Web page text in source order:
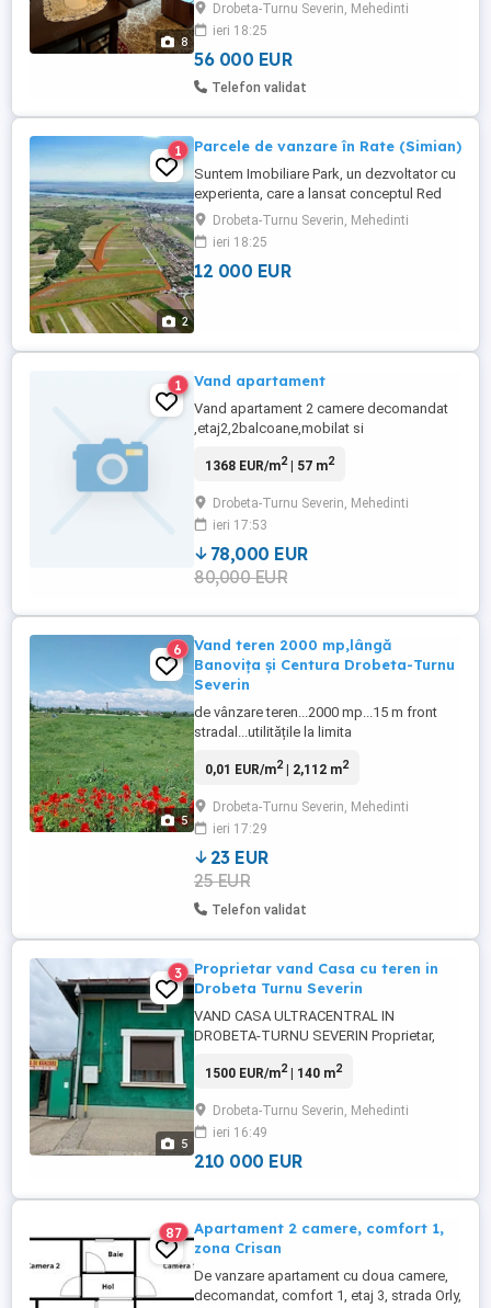
8
Mobila de bucatarie inclusa Restul
pieselor de mobilier nu sunt incluse
Drobeta-Turnu Severin, Mehedinti
ieri 18:25
56 000 EUR
Telefon validat
2
1 Parcele de vanzare în Rate (Simian)
Suntem Imobiliare Park, un dezvoltator cu
experienta, care a lansat conceptul Red
House Residence. Astfel, prin Red House
Residence, iti punem la dispozitie parcele
de 400 mp, cu posibilitate de achitare
pana la 36 de rate, fara dobanda. Avansul
Drobeta-Turnu Severin, Mehedinti
ieri 18:25
12 000 EUR
1 Vand apartament
Vand apartament 2 camere decomandat
,etaj2,2balcoane,mobilat si
1368 EUR/m2| 57 m2
Drobeta-Turnu Severin, Mehedinti
ieri 17:53
78,000 EUR
80,000 EUR
5
6
Vand teren 2000 mp,lângă
Banovița și Centura Drobeta-Turnu
Severin
de vânzare teren...2000 mp...15 m front
stradal...utilitățile la limita
gaz,apa...zona de locuințe și societăți
bulevardul Nicolae Iorga și Centura de
lângă Banovița. Terenul are o suprafață
plană...situat la strada ...
0,01 EUR/m2| 2,112 m2
Drobeta-Turnu Severin, Mehedinti
ieri 17:29
23 EUR
25 EUR
Telefon validat
5
3
Proprietar vand Casa cu teren in
Drobeta Turnu Severin
VAND CASA ULTRACENTRAL IN
DROBETA-TURNU SEVERIN Proprietar,
Severin, pe Strada Unirii nr. 11. Casa este
140 mp, din caramida cu pereti grosi de
60 cm, complet renovata si modernizata in
ultimii ani, cu design interior ...
1500 EUR/m2| 140 m2
Drobeta-Turnu Severin, Mehedinti
ieri 16:49
210 000 EUR
87
Apartament 2 camere, comfort 1,
zona Crisan
De vanzare apartament cu doua camere,
decomandat, comfort 1, etaj 3, strada Orly,